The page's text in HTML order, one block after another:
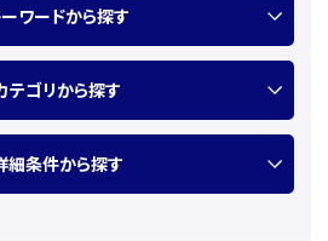
ワードから探す
テゴリから探す
細条件から探す